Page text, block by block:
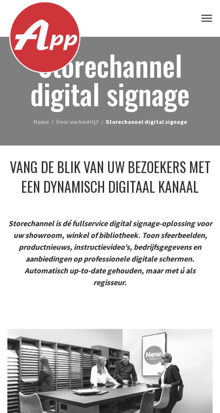
Storechannel
digital signage
Home / Voor uw bedrijf / Storechannel digital signage
VANG DE BLIK VAN UW BEZOEKERS MET
EEN DYNAMISCH DIGITAAL KANAAL
Storechannel is dé fullservice digital signage-oplossing voor
uw showroom, winkel of bibliotheek. Toon sfeerbeelden,
productnieuws, instructievideo’s, bedrijfsgegevens en
aanbiedingen op professionele digitale schermen.
Automatisch up-to-date gehouden, maar met ú als
regisseur.